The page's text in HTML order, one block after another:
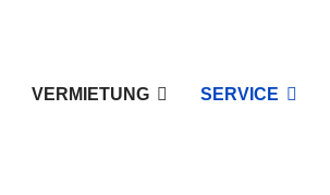
VERMIETUNG SERVICE